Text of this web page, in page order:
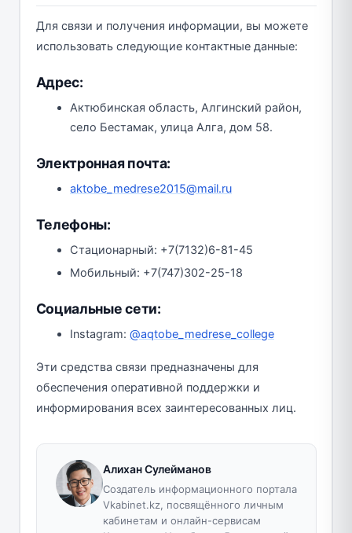
Для связи и получения информации, вы можете
использовать следующие контактные данные:
Адрес:
Актюбинская область, Алгинский район,
село Бестамак, улица Алга, дом 58.
Электронная почта:
aktobe_medrese2015@mail.ru
Телефоны:
Стационарный: +7(7132)6-81-45
Мобильный: +7(747)302-25-18
Социальные сети:
Instagram: @aqtobe_medrese_college
Эти средства связи предназначены для
обеспечения оперативной поддержки и
информирования всех заинтересованных лиц.
Алихан Сулейманов
Создатель информационного портала
Vkabinet.kz, посвящённого личным
кабинетам и онлайн-сервисам